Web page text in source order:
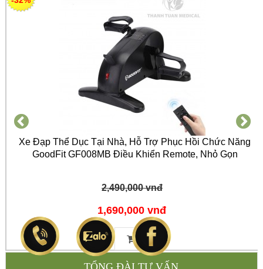
Xe Đạp Thể Dục Tại Nhà, Hỗ Trợ Phục Hồi Chức Năng
GoodFit GF008MB Điều Khiển Remote, Nhỏ Gọn
2,490,000 vnđ
1,690,000 vnđ